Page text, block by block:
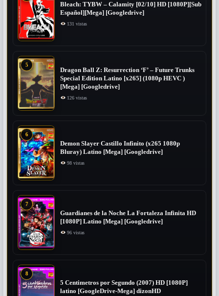
Bleach: TYBW – Calamity [02/10] HD [1080P][Sub
Español][Mega] [Googledrive]
131 vistas
5
Dragon Ball Z: Resurrection ‘F’ – Future Trunks
Special Edition Latino [x265] (1080p HEVC )
[Mega] [Googledrive]
126 vistas
6
Demon Slayer Castillo Infinito (x265 1080p
Bluray) Latino [Mega] [Googledrive]
98 vistas
7
Guardianes de la Noche La Fortaleza Infinita HD
[1080P] Latino [Mega] [Googledrive]
96 vistas
8
5 Centimetros por Segundo (2007) ​HD [1080P]
latino [GoogleDrive-Mega] dizonHD